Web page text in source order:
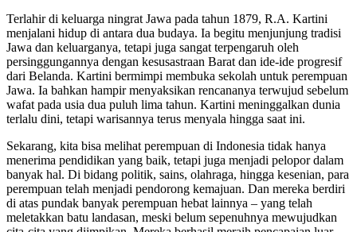
Terlahir di keluarga ningrat Jawa pada tahun 1879, R.A. Kartini
menjalani hidup di antara dua budaya. Ia begitu menjunjung tradisi
Jawa dan keluarganya, tetapi juga sangat terpengaruh oleh
persinggungannya dengan kesusastraan Barat dan ide-ide progresif
dari Belanda. Kartini bermimpi membuka sekolah untuk perempuan
Jawa. Ia bahkan hampir menyaksikan rencananya terwujud sebelum
wafat pada usia dua puluh lima tahun. Kartini meninggalkan dunia
terlalu dini, tetapi warisannya terus menyala hingga saat ini.
Sekarang, kita bisa melihat perempuan di Indonesia tidak hanya
menerima pendidikan yang baik, tetapi juga menjadi pelopor dalam
banyak hal. Di bidang politik, sains, olahraga, hingga kesenian, para
perempuan telah menjadi pendorong kemajuan. Dan mereka berdiri
di atas pundak banyak perempuan hebat lainnya – yang telah
meletakkan batu landasan, meski belum sepenuhnya mewujudkan